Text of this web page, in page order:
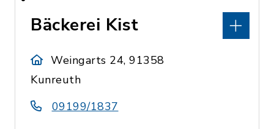
Bäckerei Kist
Weingarts 24, 91358
Kunreuth
09199/1837